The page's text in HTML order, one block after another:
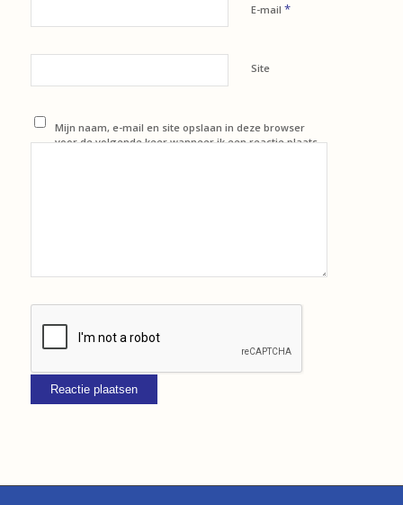
E-mail *
Site
Mijn naam, e-mail en site opslaan in deze browser
voor de volgende keer wanneer ik een reactie plaats.